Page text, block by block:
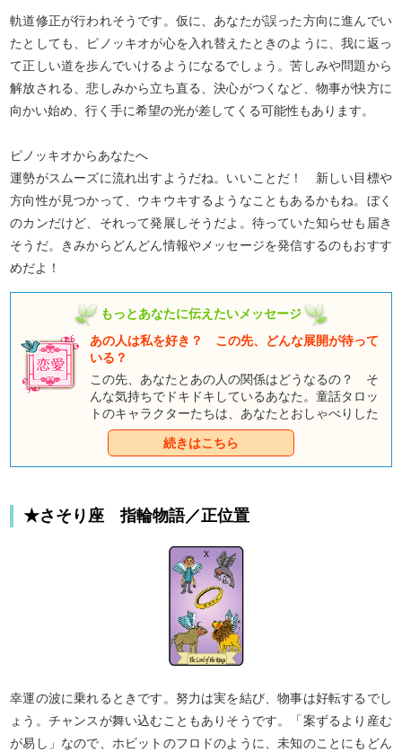
軌道修正が行われそうです。仮に、あなたが誤った方向に進んでい
たとしても、ピノッキオが心を入れ替えたときのように、我に返っ
て正しい道を歩んでいけるようになるでしょう。苦しみや問題から
解放される、悲しみから立ち直る、決心がつくなど、物事が快方に
向かい始め、行く手に希望の光が差してくる可能性もあります。
ピノッキオからあなたへ
運勢がスムーズに流れ出すようだね。いいことだ！ 新しい目標や
方向性が見つかって、ウキウキするようなこともあるかもね。ぼく
のカンだけど、それって発展しそうだよ。待っていた知らせも届き
そうだ。きみからどんどん情報やメッセージを発信するのもおすす
めだよ！
もっとあなたに伝えたいメッセージ
あの人は私を好き？ この先、どんな展開が待って
いる？
この先、あなたとあの人の関係はどうなるの？ そ
んな気持ちでドキドキしているあなた。童話タロッ
トのキャラクターたちは、あなたとおしゃべりした
くて、そわそわしているようですよ。みんなとのお
しゃべりを通して、あなただけのハッピーエンドを
つかんでくださいね。
続きはこちら
★さそり座 指輪物語／正位置
幸運の波に乗れるときです。努力は実を結び、物事は好転するでし
ょう。チャンスが舞い込むこともありそうです。「案ずるより産む
が易し」なので、ホビットのフロドのように、未知のことにもどん